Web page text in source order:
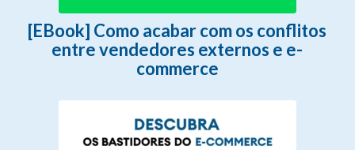
[EBook] Como acabar com os conflitos
entre vendedores externos e e-
commerce